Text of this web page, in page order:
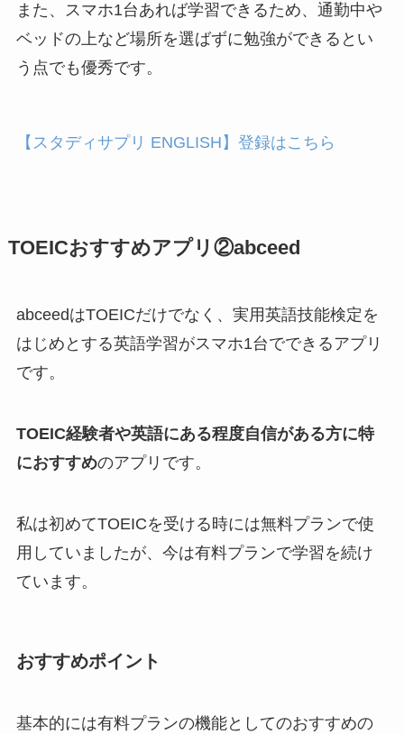
また、スマホ1台あれば学習できるため、 通勤中や
ベッドの上など場所を選ばずに勉強ができる とい
う点でも優秀です。
【スタディサプリ ENGLISH】登録はこちら
TOEICおすすめアプリ②abceed
abceedはTOEICだけでなく、実用英語技能検定を
はじめとする英語学習がスマホ1台でできるアプリ
です。
TOEIC経験者や英語にある程度自信がある方に特
におすすめのアプリです。
私は初めてTOEICを受ける時には無料プランで使
用していましたが、 今は有料プランで学習を続け
ています。
おすすめポイント
基本的には有料プランの機能としてのおすすめの